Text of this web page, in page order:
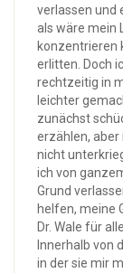
verlassen und
als wäre mein
konzentrieren
erlitten. Doch
rechtzeitig in
leichter
zunächst
erzählen,
nicht
ich von
Grund
helfen, meine
Dr. Wale für
Innerhalb von
in der sie mir